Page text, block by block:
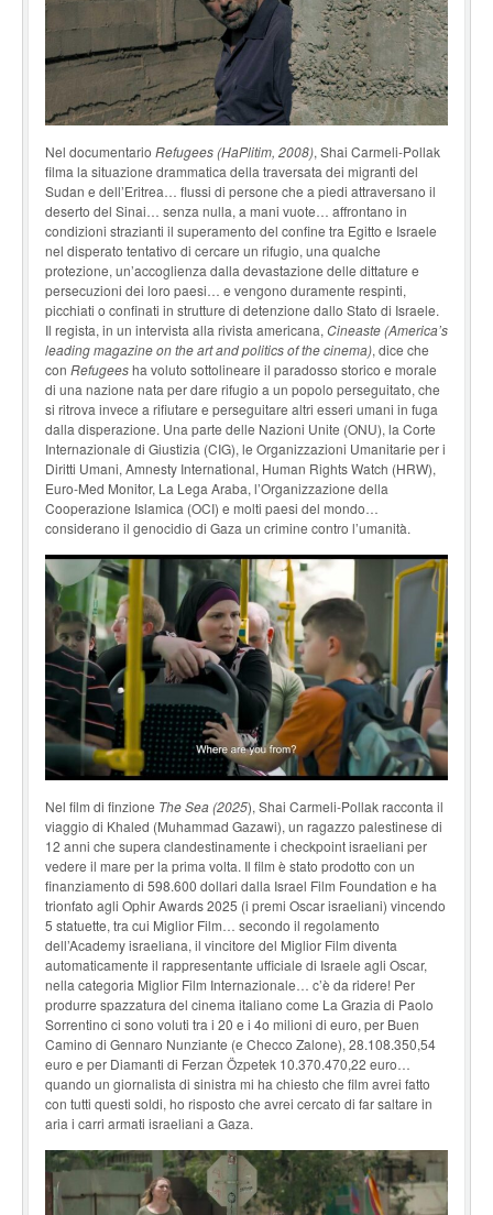
Nel documentario Refugees (HaPlitim, 2008), Shai Carmeli-Pollak
filma la situazione dram­matica della traversata dei migranti del
Sudan e dell’Eritrea… flussi di persone che a piedi attra­versano il
deserto del Sinai… senza nulla, a mani vuote… affrontano in
condizioni strazianti il superamento del confine tra Egitto e Israele
nel disperato tentativo di cercare un rifugio, una qualche
protezione, un’accoglienza dalla devastazione delle dittature e
persecuzioni dei loro paesi… e vengono duramente respinti,
picchiati o confinati in strutture di detenzione dallo Sta­to di Israele.
Il regista, in un intervista alla rivista americana, Cineaste (America’s
leading magazine on the art and politics of the cinema), dice che
con Refugeesha voluto sottolineare il para­dosso storico e morale
di una nazione nata per dare rifugio a un popolo perseguitato, che
si ri­trova invece a rifiutare e perseguitare altri esseri umani in fuga
dalla disperazione. Una parte delle Nazioni Unite (ONU), la Corte
Internazionale di Giustizia (CIG), le Organizzazioni Umanitarie per i
Diritti Umani, Amnesty International, Human Rights Watch (HRW),
Euro-Med Monitor, La Lega Araba, l’Organizzazione della
Cooperazione Islamica (OCI) e molti paesi del mondo…
considerano il genocidio di Gaza un crimine contro l’umanità.
Nel film di finzione The Sea (2025), Shai Carmeli-Pollak racconta il
viaggio di Khaled (Mu­hammad Gazawi), un ragazzo palestinese di
12 anni che supera clandestinamente i checkpoint israeliani per
vedere il mare per la prima volta. Il film è stato prodotto con un
finanziamento di 598.600 dollari dalla Israel Film Foundation e ha
trionfato agli Ophir Awards 2025 (i premi Oscar israeliani) vincendo
5 statuette, tra cui Miglior Film… secondo il regolamento
dell’Academy israeliana, il vincitore del Miglior Film diventa
automaticamente il rappresentante ufficia­le di Israele agli Oscar,
nella categoria Miglior Film Internazionale… c’è da ridere! Per
produr­re spazzatura del cinema italiano come La Grazia di Paolo
Sorrentino ci sono voluti tra i 20 e i 4o milioni di euro, per Buen
Camino di Gennaro Nunziante (e Checco Zalone), 28.108.350,54
euro e per Diamanti di Ferzan Özpetek 10.370.470,22 euro…
quando un giornalista di sini­stra mi ha chiesto che film avrei fatto
con tutti questi soldi, ho risposto che avrei cercato di far saltare in
aria i carri armati israeliani a Gaza.